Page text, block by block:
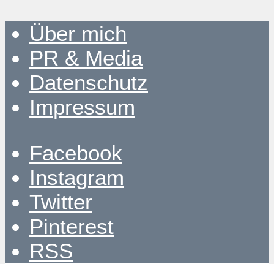
Über mich
PR & Media
Datenschutz
Impressum
Facebook
Instagram
Twitter
Pinterest
RSS